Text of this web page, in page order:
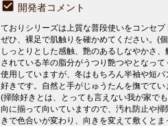
開発者コメント
ておりシリーズは上質な普段使いをコンセプ
ぜひ、裸足で肌触りを確かめてください。(
しっとりとした感触、艶のあるしなやかさ
されている羊の脂分がうつり艶つやとなっ
使用していますが、冬はもちろん半袖や短
好きです。自然と手がじゅうたんを撫でてい
(掃除好きとは、とっても言えない我が家で
向に揃って向いていますので、汚れ防止や
きで色合いが変わり、向きを変えて敷くとま